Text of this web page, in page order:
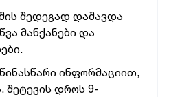
შედეგად დაშავდა
მანქანები და
ინფორმაციით,
შეტევის დროს 9-